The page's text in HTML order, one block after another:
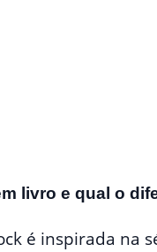
livro e qual o
é inspirada na